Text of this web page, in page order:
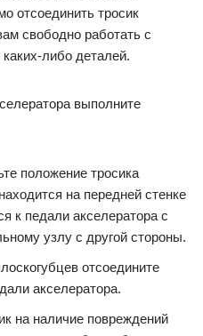
отсоединить тросик
свободно работать с
либо деталей.
выполните
положение тросика
на передней стенке
к педали акселератора с
узлу с другой стороны.
отсоедините
акселератора.
на наличие повреждений